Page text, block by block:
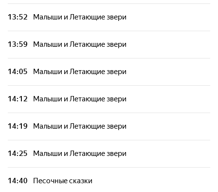
13:52 Малыши и Летающие звери
13:59 Малыши и Летающие звери
14:05 Малыши и Летающие звери
14:12 Малыши и Летающие звери
14:19 Малыши и Летающие звери
14:25 Малыши и Летающие звери
14:40 Песочные сказки